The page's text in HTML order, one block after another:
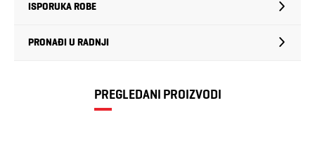
ISPORUKA ROBE
PRONAĐI U RADNJI
PREGLEDANI PROIZVODI